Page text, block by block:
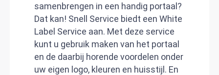
samenbrengen in een handig portaal?
Dat kan! Snell Service biedt een White
Label Service aan. Met deze service
kunt u gebruik maken van het portaal
en de daarbij horende voordelen onder
uw eigen logo, kleuren en huisstijl. En